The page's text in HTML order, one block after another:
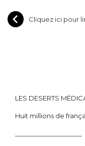
Cliquez ici pour
LES DESERTS
Huit millions de